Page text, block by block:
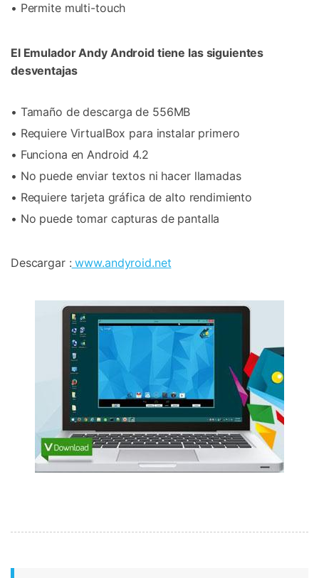
• Permite multi-touch
El Emulador Andy Android tiene las siguientes
desventajas
• Tamaño de descarga de 556MB
• Requiere VirtualBox para instalar primero
• Funciona en Android 4.2
• No puede enviar textos ni hacer llamadas
• Requiere tarjeta gráfica de alto rendimiento
• No puede tomar capturas de pantalla
Descargar : www.andyroid.net